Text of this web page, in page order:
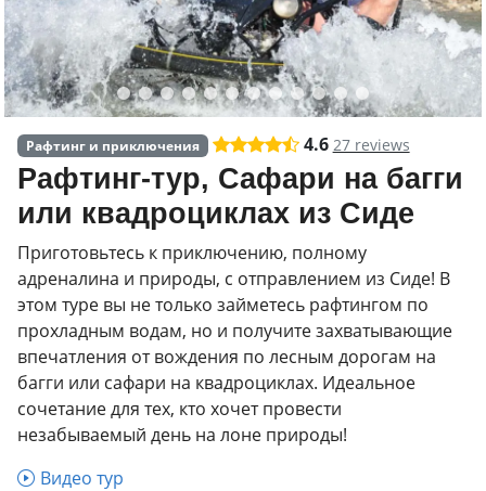
Рафтинг и приключения 4.6 27 reviews
Рафтинг-тур, Сафари на багги
или квадроциклах из Сиде
Приготовьтесь к приключению, полному
адреналина и природы, с отправлением из Сиде! В
этом туре вы не только займетесь рафтингом по
прохладным водам, но и получите захватывающие
впечатления от вождения по лесным дорогам на
багги или сафари на квадроциклах. Идеальное
сочетание для тех, кто хочет провести
незабываемый день на лоне природы!
Видео тур